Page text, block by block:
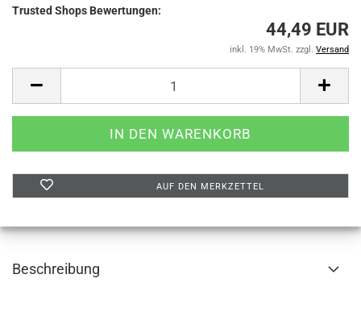
Trusted Shops Bewertungen:
44,49 EUR
inkl. 19% MwSt. zzgl. Versand
AUF DEN MERKZETTEL
Beschreibung